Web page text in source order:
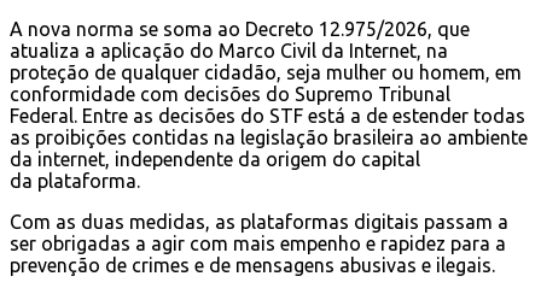
A nova norma se soma ao Decreto 12.975/2026, que
atualiza a aplicação do Marco Civil da Internet, na
proteção de qualquer cidadão, seja mulher ou homem, em
conformidade com decisões do Supremo Tribunal
Federal. Entre as decisões do STF está a de estender todas
as proibições contidas na legislação brasileira ao ambiente
da internet, independente da origem do capital
da plataforma.
Com as duas medidas, as plataformas digitais passam a
ser obrigadas a agir com mais empenho e rapidez para a
prevenção de crimes e de mensagens abusivas e ilegais.